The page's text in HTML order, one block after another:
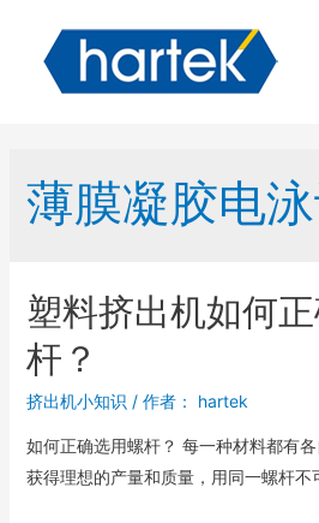
薄膜凝胶电泳
塑料挤出机如何
杆？
挤出机小知识 / 作者： hartek
如何正确选用螺杆？ 每一种材料都有
获得理想的产量和质量，用同一螺杆